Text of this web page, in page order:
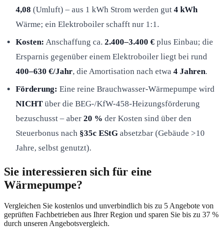
4,08 (Umluft) – aus 1 kWh Strom werden gut 4 kWh
Wärme; ein Elektroboiler schafft nur 1:1.
Kosten: Anschaffung ca. 2.400–3.400 € plus Einbau; die
Ersparnis gegenüber einem Elektroboiler liegt bei rund
400–630 €/Jahr, die Amortisation nach etwa 4 Jahren.
Förderung: Eine reine Brauchwasser-Wärmepumpe wird
NICHT über die BEG-/KfW-458-Heizungsförderung
bezuschusst – aber 20 % der Kosten sind über den
Steuerbonus nach §35c EStG absetzbar (Gebäude >10
Jahre, selbst genutzt).
Sie interessieren sich für eine
Wärmepumpe?
Vergleichen Sie kostenlos und unverbindlich bis zu 5 Angebote von
geprüften Fachbetrieben aus Ihrer Region und sparen Sie bis zu 37 %
durch unseren Angebotsvergleich.